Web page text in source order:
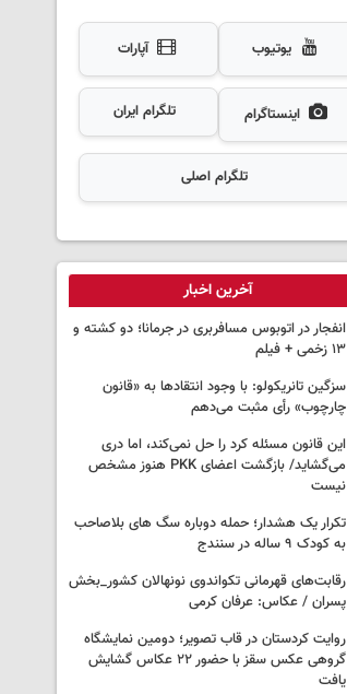
یوتیوب آپارات
اینستاگرام تلگرام ایران
تلگرام اصلی
آخرین اخبار
انفجار در اتوبوس مسافربری در جرمانا؛ دو کشته و
۱۳ زخمی + فیلم
سزگین تانریکولو: با وجود انتقادها به «قانون
چارچوب» رأی مثبت می‌دهم
این قانون مسئله کرد را حل نمی‌کند، اما دری
می‌گشاید/ بازگشت اعضای PKK هنوز مشخص
نیست
تکرار یک هشدار؛ حمله دوباره سگ های بلاصاحب
به کودک ۹ ساله در سنندج
رقابت‌های قهرمانی تکواندوی نونهالان کشور_بخش
پسران / عکاس: عرفان کرمی
روایت کردستان در قاب تصویر؛ دومین نمایشگاه
گروهی عکس سقز با حضور ۲۲ عکاس گشایش
یافت